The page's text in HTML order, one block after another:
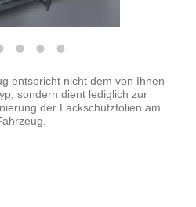
entspricht nicht dem von Ihnen
sondern dient lediglich zur
der Lackschutzfolien am